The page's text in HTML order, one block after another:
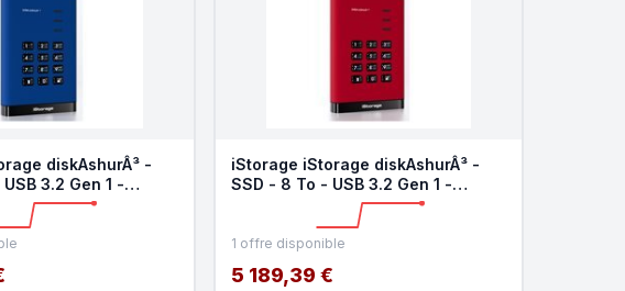
diskAshurÂ³ -
3.2 Gen 1 -
iStorage iStorage diskAshurÂ³ -
SSD - 8 To - USB 3.2 Gen 1 -
1 offre disponible
5 189,39 €